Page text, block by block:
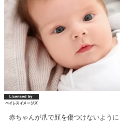
赤ちゃんが爪で顔を傷つけないように